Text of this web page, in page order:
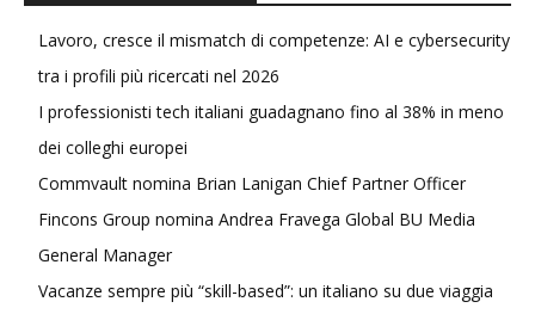
Lavoro, cresce il mismatch di competenze: AI e cybersecurity
tra i profili più ricercati nel 2026
I professionisti tech italiani guadagnano fino al 38% in meno
dei colleghi europei
Commvault nomina Brian Lanigan Chief Partner Officer
Fincons Group nomina Andrea Fravega Global BU Media
General Manager
Vacanze sempre più “skill-based”: un italiano su due viaggia